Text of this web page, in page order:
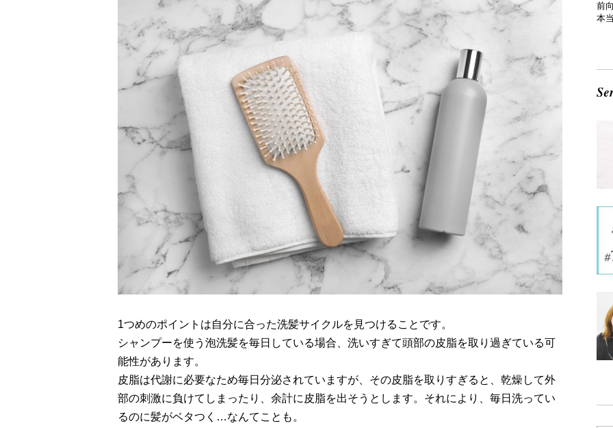
1つめのポイントは自分に合った洗髪サイクルを見つけることです。
シャンプーを使う泡洗髪を毎日している場合、洗いすぎて頭部の皮脂を取り過ぎている可
能性があります。
皮脂は代謝に必要なため毎日分泌されていますが、その皮脂を取りすぎると、乾燥して外
部の刺激に負けてしまったり、余計に皮脂を出そうとします。それにより、毎日洗ってい
るのに髪がベタつく…なんてことも。
前
本